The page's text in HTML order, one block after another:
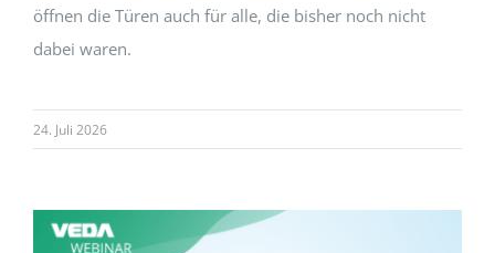
öffnen die Türen auch für alle, die bisher noch nicht
dabei waren.
24. Juli 2026